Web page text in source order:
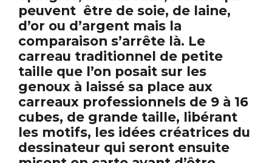
peuvent être de soie, de laine,
d’or ou d’argent mais la
comparaison s’arrête là. Le
carreau traditionnel de petite
taille que l’on posait sur les
genoux à laissé sa place aux
carreaux professionnels de 9 à 16
cubes, de grande taille, libérant
les motifs, les idées créatrices du
dessinateur qui seront ensuite